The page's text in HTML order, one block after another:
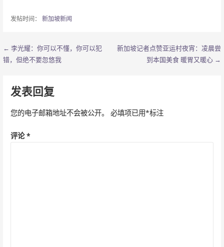
发帖时间： 新加坡新闻
文
导
航
← 李光耀：你可以不懂，你可以犯
错，但绝不要忽悠我
新加坡记者点赞亚运村夜宵：凌晨尝
到本国美食 暖胃又暖心 →
发表回复
您的电子邮箱地址不会被公开。 必填项已用*标注
评论*